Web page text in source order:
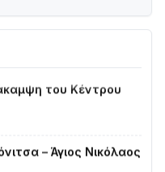
του Κέντρου